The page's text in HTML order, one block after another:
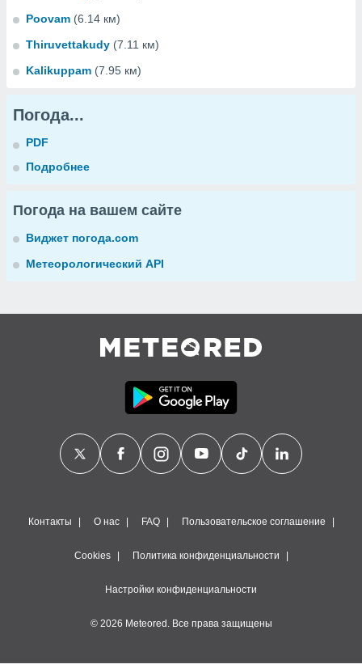
Poovam (6.14 км)
Thiruvettakudy (7.11 км)
Kalikuppam (7.95 км)
Погода...
PDF
Подробнее
Погода на вашем сайте
Виджет погода.com
Метеорологический API
Контакты О нас FAQ Пользовательское соглашение
Cookies Политика конфиденциальности
Настройки конфиденциальности
© 2026 Meteored. Все права защищены